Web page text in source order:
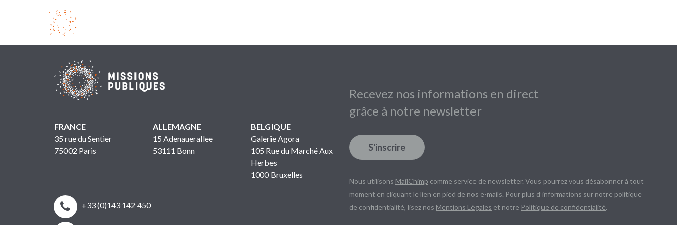
FRANCE
35 rue du Sentier
75002 Paris
ALLEMAGNE
15 Adenauerallee
53111 Bonn
BELGIQUE
Galerie Agora
105 Rue du Marché Aux
Herbes
1000 Bruxelles

 +33 (0)143 142 450
Recevez nos informations en direct
grâce à notre newsletter
S'inscrire
Nous utilisons MailChimp comme service de newsletter. Vous pourrez vous désabonner à tout
moment en cliquant le lien en pied de nos e-mails. Pour plus d’informations sur notre politique
de confidentialité, lisez nos Mentions Légales et notre Politique de confidentialité.